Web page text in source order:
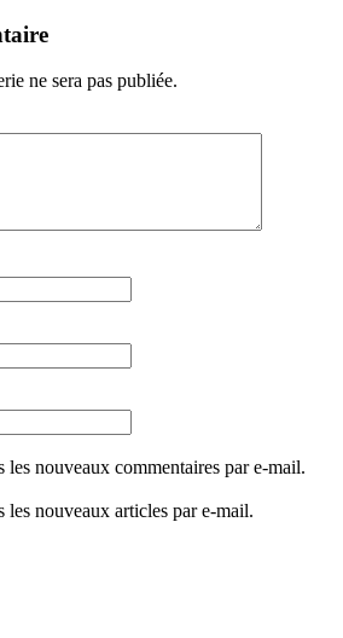
ne sera pas publiée.
les nouveaux commentaires par e-mail.
les nouveaux articles par e-mail.